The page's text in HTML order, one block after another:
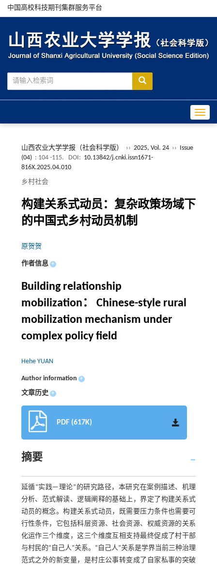
中国高校科技期刊集群服务平台
山西农业大学学报（社会科学版） ›› 2025, Vol. 24 ›› Issue
(04) : 104 -115. DOI: 10.13842/j.cnki.issn1671-
816X.2025.04.010
乡村社会
构建关系式动员：复杂政策场域下
的中国式乡村动员机制
原贺贺
作者信息 +
Building relationship
mobilization： Chinese-style rural
mobilization mechanism under
complex policy field
Hehe YUAN
Author information +
文章历史 +
PDF (617K)
摘要
延循“实践—理论”的研究路径，本研究在案例描述、机理
分析、范式解读、逻辑阐释的基础上，界定了构建关系式
动员的概念。构建关系式动员，既需要压力条件也需要可
行性条件，它包括科层资源、社会资源、权威资源的关系
化运作三个维度，这三个维度互相支持最终促成了村干部
与村民的“自己人”关系。“自己人”关系是学界当前三种治理
范式之外的新变量，是村庄公事转变成了自家私事的突破